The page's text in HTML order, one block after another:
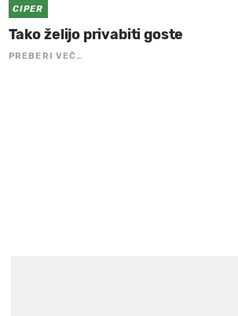
CIPER
Tako želijo privabiti goste
PREBERI VEČ…